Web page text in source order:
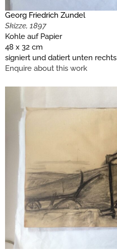
Georg Friedrich Zundel
Skizze, 1897
Kohle auf Papier
48 x 32 cm
signiert und datiert unten rechts
Enquire about this work